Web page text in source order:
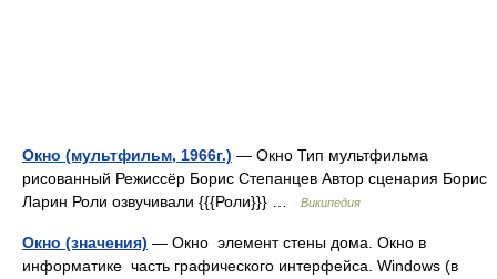
Окно (мультфильм, 1966г.) — Окно Тип мультфильма
рисованный Режиссёр Борис Степанцев Автор сценария Борис
Ларин Роли озвучивали {{{Роли}}} …
Википедия
Окно (значения) — Окно элемент стены дома. Окно в
информатике часть графического интерфейса. Windows (в